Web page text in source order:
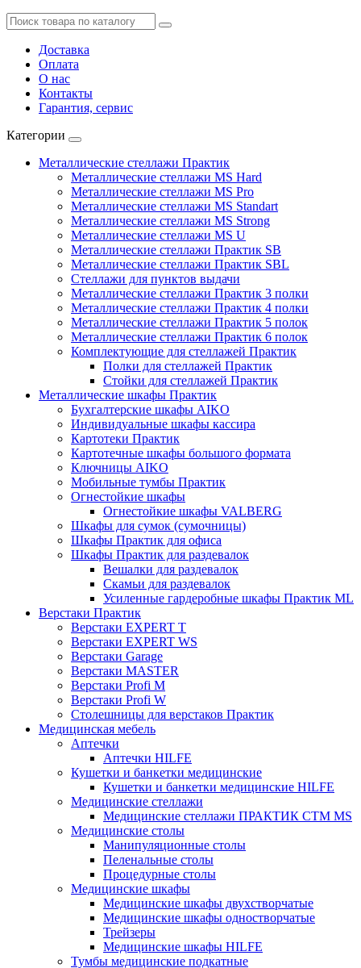
Доставка
Оплата
О нас
Контакты
Гарантия, сервис
Категории
Металлические стеллажи Практик
Металлические стеллажи MS Hard
Металлические стеллажи MS Pro
Металлические стеллажи MS Standart
Металлические стеллажи MS Strong
Металлические стеллажи MS U
Металлические стеллажи Практик SB
Металлические стеллажи Практик SBL
Стеллажи для пунктов выдачи
Металлические стеллажи Практик 3 полки
Металлические стеллажи Практик 4 полки
Металлические стеллажи Практик 5 полок
Металлические стеллажи Практик 6 полок
Комплектующие для стеллажей Практик
Полки для стеллажей Практик
Стойки для стеллажей Практик
Металлические шкафы Практик
Бухгалтерские шкафы AIKO
Индивидуальные шкафы кассира
Картотеки Практик
Картотечные шкафы большого формата
Ключницы AIKO
Мобильные тумбы Практик
Огнестойкие шкафы
Огнестойкие шкафы VALBERG
Шкафы для сумок (сумочницы)
Шкафы Практик для офиса
Шкафы Практик для раздевалок
Вешалки для раздевалок
Скамьи для раздевалок
Усиленные гардеробные шкафы Практик ML
Верстаки Практик
Верстаки EXPERT T
Верстаки EXPERT WS
Верстаки Garage
Верстаки MASTER
Верстаки Profi M
Верстаки Profi W
Столешницы для верстаков Практик
Медицинская мебель
Аптечки
Аптечки HILFE
Кушетки и банкетки медицинские
Кушетки и банкетки медицинские HILFE
Медицинские стеллажи
Медицинские стеллажи ПРАКТИК СТМ MS
Медицинские столы
Манипуляционные столы
Пеленальные столы
Процедурные столы
Медицинские шкафы
Медицинские шкафы двухстворчатые
Медицинские шкафы одностворчатые
Трейзеры
Медицинские шкафы HILFE
Тумбы медицинские подкатные